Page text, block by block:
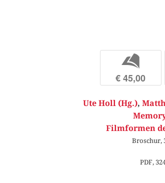
b
€ 45,00
Ute Holl (Hg.),
Filmformen
Broschur,
PDF,